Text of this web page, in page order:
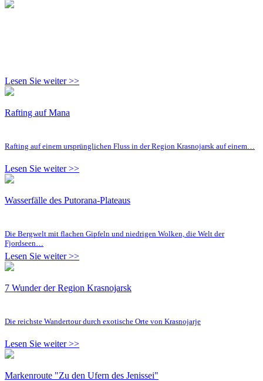
Lesen Sie weiter >>
Rafting auf Mana
Rafting auf einem ursprünglichen Fluss in der Region Krasnojarsk auf einem…
Lesen Sie weiter >>
Wasserfälle des Putorana-Plateaus
Die Bergwelt mit flachen Gipfeln und niedrigen Wolken, die Welt der
Fjordseen…
Lesen Sie weiter >>
7 Wunder der Region Krasnojarsk
Die reichste Wandertour durch exotische Orte von Krasnojarje
Lesen Sie weiter >>
Markenroute "Zu den Ufern des Jenissei"